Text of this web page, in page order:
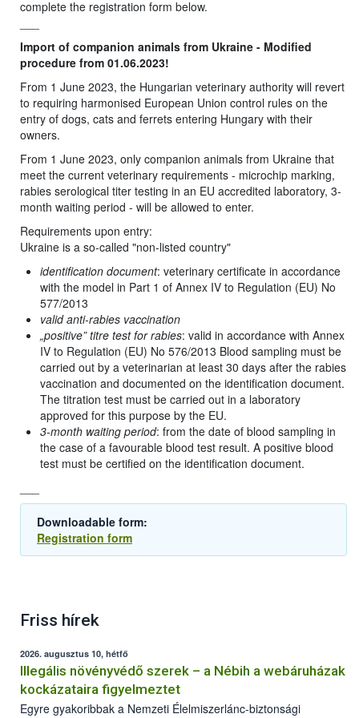
complete the registration form below.
Import of companion animals from Ukraine - Modified
procedure from 01.06.2023!
From 1 June 2023, the Hungarian veterinary authority will revert
to requiring harmonised European Union control rules on the
entry of dogs, cats and ferrets entering Hungary with their
owners.
From 1 June 2023, only companion animals from Ukraine that
meet the current veterinary requirements - microchip marking,
rabies serological titer testing in an EU accredited laboratory, 3-
month waiting period - will be allowed to enter.
Requirements upon entry:
Ukraine is a so-called "non-listed country"
identification document: veterinary certificate in accordance
with the model in Part 1 of Annex IV to Regulation (EU) No
577/2013
valid anti-rabies vaccination
„positive” titre test for rabies: valid in accordance with Annex
IV to Regulation (EU) No 576/2013 Blood sampling must be
carried out by a veterinarian at least 30 days after the rabies
vaccination and documented on the identification document.
The titration test must be carried out in a laboratory
approved for this purpose by the EU.
3-month waiting period: from the date of blood sampling in
the case of a favourable blood test result. A positive blood
test must be certified on the identification document.
Downloadable form:
Registration form
Friss hírek
2026. augusztus 10, hétfő
Illegális növényvédő szerek – a Nébih a webáruházak
kockázataira figyelmeztet
Egyre gyakoribbak a Nemzeti Élelmiszerlánc-biztonsági